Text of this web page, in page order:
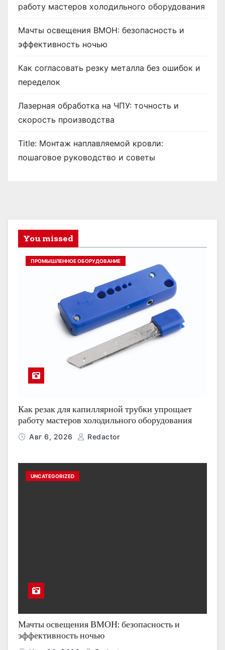
работу мастеров холодильного оборудования
Мачты освещения ВМОН: безопасность и
эффективность ночью
Как согласовать резку металла без ошибок и
переделок
Лазерная обработка на ЧПУ: точность и
скорость производства
Title: Монтаж наплавляемой кровли:
пошаговое руководство и советы
You missed
ПРОМЫШЛЕННОЕ ОБОРУДОВАНИЕ
Как резак для капиллярной трубки упрощает
работу мастеров холодильного оборудования
Авг 6, 2026 Redactor
UNCATEGORIZED
Мачты освещения ВМОН: безопасность и
эффективность ночью